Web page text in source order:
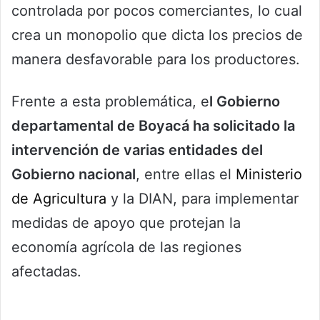
controlada por pocos comerciantes, lo cual
crea un monopolio que dicta los precios de
manera desfavorable para los productores.
Frente a esta problemática, el Gobierno
departamental de Boyacá ha solicitado la
intervención de varias entidades del
Gobierno nacional, entre ellas el Ministerio
de Agricultura y la DIAN, para implementar
medidas de apoyo que protejan la
economía agrícola de las regiones
afectadas.